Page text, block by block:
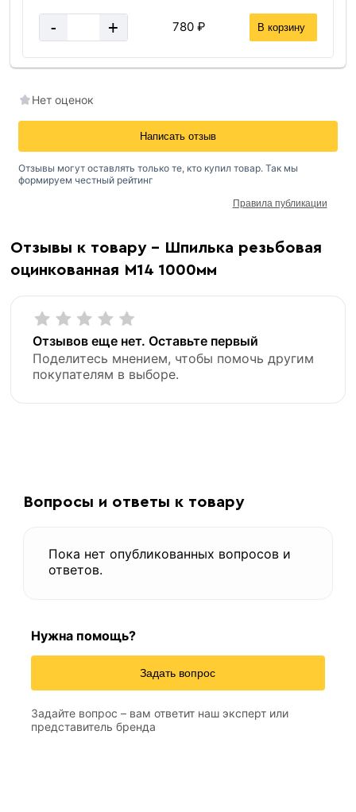
- + 780 ₽ В корзину
Отзывы к товару - Шпилька резьбовая
оцинкованная М14 1000мм
Отзывов еще нет. Оставьте первый
Поделитесь мнением, чтобы помочь другим
покупателям в выборе.
Нет оценок
Написать отзыв
Отзывы могут оставлять только те, кто купил товар. Так мы
формируем честный рейтинг
Правила публикации
Вопросы и ответы к товару
Пока нет опубликованных вопросов и
ответов.
Нужна помощь?
Задать вопрос
Задайте вопрос – вам ответит наш эксперт или
представитель бренда